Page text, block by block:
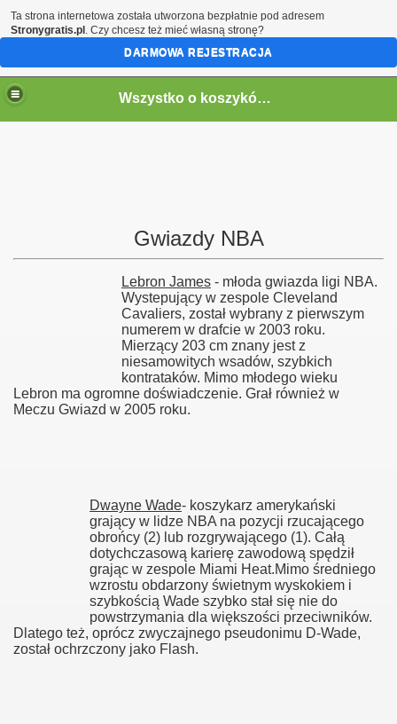
Wszystko o koszykówce
Gwiazdy NBA
Lebron James - młoda gwiazda ligi NBA.
Wystepujący w zespole Cleveland
Cavaliers, został wybrany z pierwszym
numerem w drafcie w 2003 roku.
Mierzący 203 cm znany jest z
niesamowitych wsadów, szybkich
kontrataków. Mimo młodego wieku
Lebron ma ogromne doświadczenie. Grał również w
Meczu Gwiazd w 2005 roku.
Dwayne Wade- koszykarz amerykański
grający w lidze NBA na pozycji rzucającego
obrońcy (2) lub rozgrywającego (1). Całą
dotychczasową karierę zawodową spędził
grając w zespole Miami Heat.Mimo średniego
wzrostu obdarzony świetnym wyskokiem i
szybkością Wade szybko stał się nie do
powstrzymania dla większości przeciwników.
Dlatego też, oprócz zwyczajnego pseudonimu D-Wade,
został ochrzczony jako Flash.
Ta strona internetowa została utworzona bezpłatnie pod adresem
Stronygratis.pl . Czy chcesz też mieć własną stronę?
DARMOWA REJESTRACJA